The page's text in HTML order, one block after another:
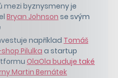
mezi byznysmeny je
Bryan Johnson se svým
například Tomáš
Pilulka a startup
OlaOla buduje také
Martin Bernátek